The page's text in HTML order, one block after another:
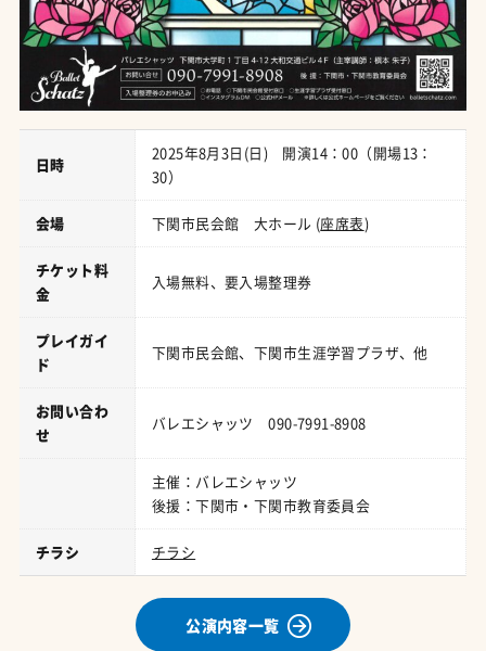
日時
2025年8月3日(日) 開演14：00（開場13：
30）
会場 下関市民会館 大ホール (座席表)
チケット料
金
入場無料、要入場整理券
プレイガイ
ド
下関市民会館、下関市生涯学習プラザ、他
お問い合わ
せ
バレエシャッツ 090-7991-8908
主催：バレエシャッツ
後援：下関市・下関市教育委員会
チラシ チラシ
公演内容一覧